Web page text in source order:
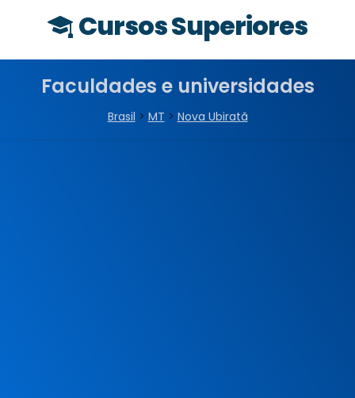
Cursos Superiores
Faculdades e universidades
Brasil > MT > Nova Ubiratã